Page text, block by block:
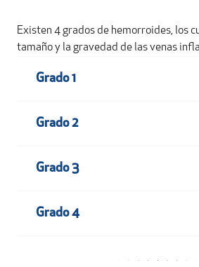
Existen 4 grados de hemorroides, los
tamaño y la gravedad de las venas
Grado 1
Grado 2
Grado 3
Grado 4